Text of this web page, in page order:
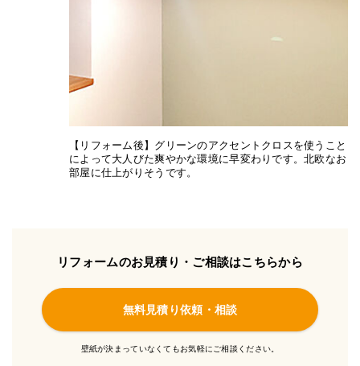
【リフォーム後】グリーンのアクセントクロスを使うこと
によって大人びた爽やかな環境に早変わりです。北欧なお
部屋に仕上がりそうです。
リフォームのお見積り・ご相談はこちらから
無料見積り依頼・相談
壁紙が決まっていなくてもお気軽にご相談ください。